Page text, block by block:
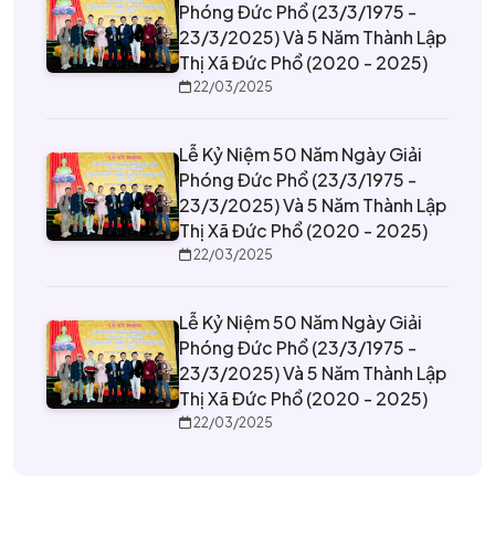
Phóng Đức Phổ (23/3/1975 -
23/3/2025) Và 5 Năm Thành Lập
Thị Xã Đức Phổ (2020 - 2025)
22/03/2025
Lễ Kỷ Niệm 50 Năm Ngày Giải
Phóng Đức Phổ (23/3/1975 -
23/3/2025) Và 5 Năm Thành Lập
Thị Xã Đức Phổ (2020 - 2025)
22/03/2025
Lễ Kỷ Niệm 50 Năm Ngày Giải
Phóng Đức Phổ (23/3/1975 -
23/3/2025) Và 5 Năm Thành Lập
Thị Xã Đức Phổ (2020 - 2025)
22/03/2025